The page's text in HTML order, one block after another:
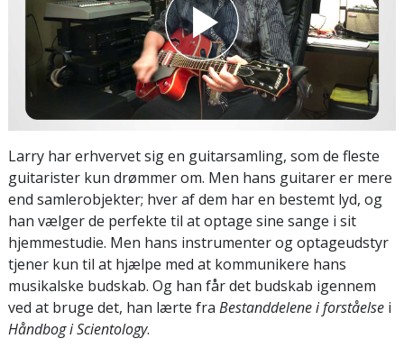
Larry har erhvervet sig en guitarsamling, som de fleste
guitarister kun drømmer om. Men hans guitarer er mere
end samlerobjekter; hver af dem har en bestemt lyd, og
han vælger de perfekte til at optage sine sange i sit
hjemmestudie. Men hans instrumenter og optageudstyr
tjener kun til at hjælpe med at kommunikere hans
musikalske budskab. Og han får det budskab igennem
ved at bruge det, han lærte fra Bestanddelene i forståelse i
Håndbog i Scientology.